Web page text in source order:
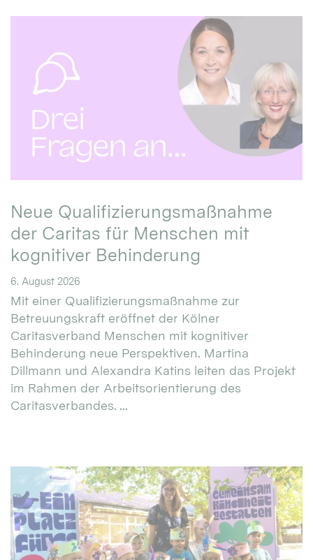
Neue Qualifizierungsmaßnahme
der Caritas für Menschen mit
kognitiver Behinderung
6. August 2026
Mit einer Qualifizierungsmaßnahme zur
Betreuungskraft eröffnet der Kölner
Caritasverband Menschen mit kognitiver
Behinderung neue Perspektiven. Martina
Dillmann und Alexandra Katins leiten das Projekt
im Rahmen der Arbeitsorientierung des
Caritasverbandes. ...